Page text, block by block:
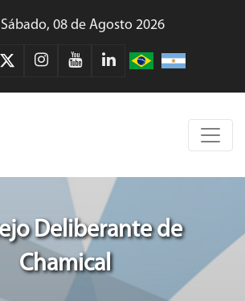
Sábado, 08 de Agosto 2026
Deliberante de
Chamical